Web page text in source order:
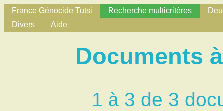
France Génocide Tutsi Recherche multicritères
Divers
Aide
Documents
1 à 3 de 3